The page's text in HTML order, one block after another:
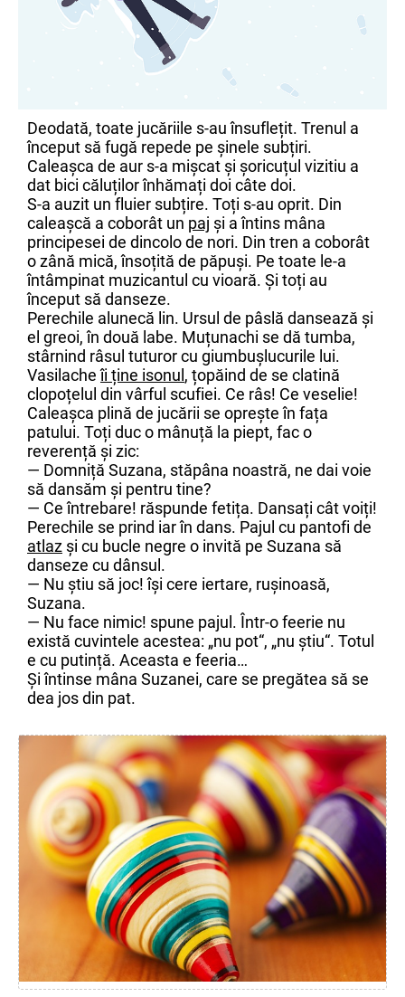
Deodată, toate jucăriile s-au însuflețit. Trenul a
început să fugă repede pe șinele subțiri.
Caleașca de aur s-a mișcat și șoricuțul vizitiu a
dat bici căluților înhămați doi câte doi.
S-a auzit un fluier subțire. Toți s-au oprit. Din
caleașcă a coborât un paj și a întins mâna
principesei de dincolo de nori. Din tren a coborât
o zână mică, însoțită de păpuși. Pe toate le-a
întâmpinat muzicantul cu vioară. Și toți au
început să danseze.
Perechile alunecă lin. Ursul de pâslă dansează și
el greoi, în două labe. Muțunachi se dă tumba,
stârnind râsul tuturor cu giumbușlucurile lui.
Vasilacheîi ține isonul , țopăind de se clatină
clopoțelul din vârful scufiei. Ce râs! Ce veselie!
Caleașca plină de jucării se oprește în fața
patului. Toți duc o mânuță la piept, fac o
reverență și zic:
— Domniță Suzana, stăpâna noastră, ne dai voie
să dansăm și pentru tine?
— Ce întrebare! răspunde fetița. Dansați cât voiți!
Perechile se prind iar în dans. Pajul cu pantofi de
atlaz și cu bucle negre o invită pe Suzana să
danseze cu dânsul.
— Nu știu să joc! își cere iertare, rușinoasă,
Suzana.
— Nu face nimic! spune pajul. Într-o feerie nu
există cuvintele acestea: „nu pot“, „nu știu“. Totul
e cu putință. Aceasta e feeria…
Și întinse mâna Suzanei, care se pregătea să se
dea jos din pat.